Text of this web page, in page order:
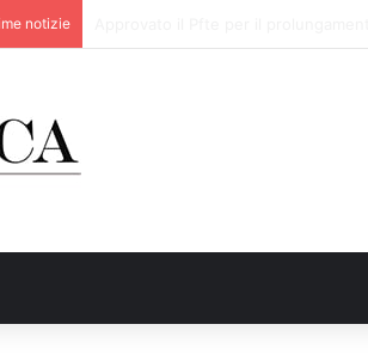
notizie